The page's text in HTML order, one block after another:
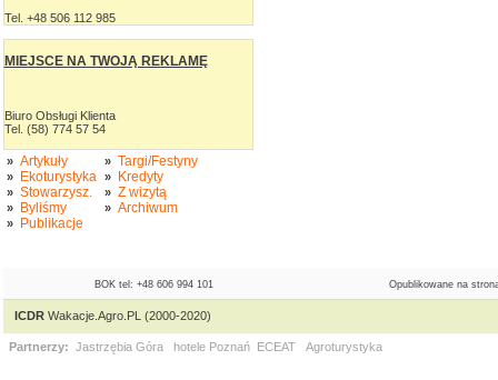
Tel. +48 506 112 985
MIEJSCE NA TWOJĄ REKLAMĘ
Biuro Obsługi Klienta
Tel. (58) 774 57 54
» Artykuły
» Ekoturystyka
» Stowarzysz.
» Byliśmy
» Publikacje
» Targi/Festyny
» Kredyty
» Z wizytą
» Archiwum
BOK tel: +48 606 994 101 Opublikowane na
ICDRWakacje.Agro.PL (2000-2020)
Partnerzy: Jastrzębia Góra hotele Poznań ECEAT Agroturystyka